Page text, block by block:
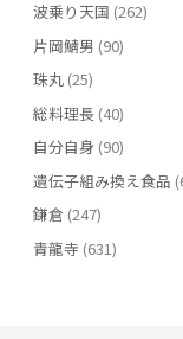
波乗り天国 (262)
片岡鯖男 (90)
珠丸(25)
総料理長 (40)
自分自身 (90)
遺伝子組み換え食品
鎌倉 (247)
青龍寺 (631)